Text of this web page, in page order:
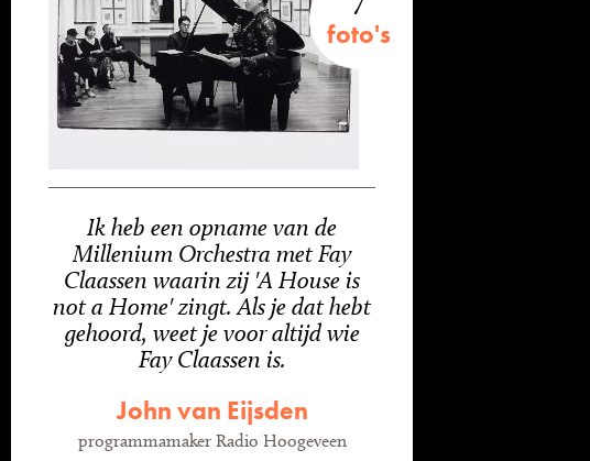
foto's
Ik heb een opname van de
Millenium Orchestra met Fay
Claassen waarin zij 'A House is
not a Home' zingt. Als je dat hebt
gehoord, weet je voor altijd wie
Fay Claassen is.
John van Eijsden
programmamaker Radio Hoogeveen